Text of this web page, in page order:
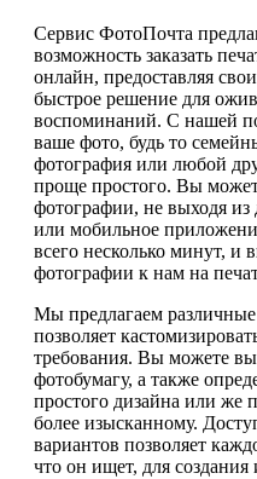
Сервис ФотоПочта
возможность заказать
онлайн, предоставляя
быстрое решение для
воспоминаний. С нашей
ваше фото, будь то
фотография или любой
проще простого. Вы
фотографии, не выходя из
или мобильное
всего несколько минут, и
фотографии к нам на
Мы предлагаем
позволяет
требования. Вы можете
фотобумагу, а также
простого дизайна или же
более изысканному.
вариантов позволяет
что он ищет, для